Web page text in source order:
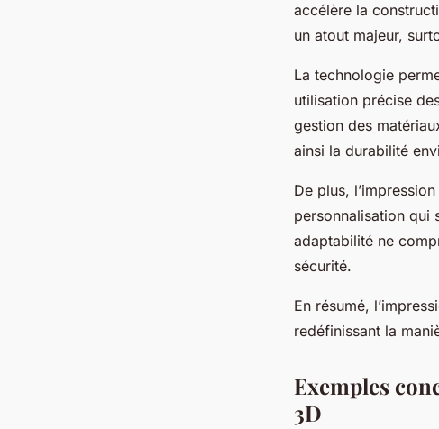
accélère la
un atout majeur,
La technologie
utilisation précise
gestion des
ainsi la durabilité
De plus,
personnalisation qui
adaptabilité ne
sécurité.
En résumé,
redéfinissant la
Exemples
3D